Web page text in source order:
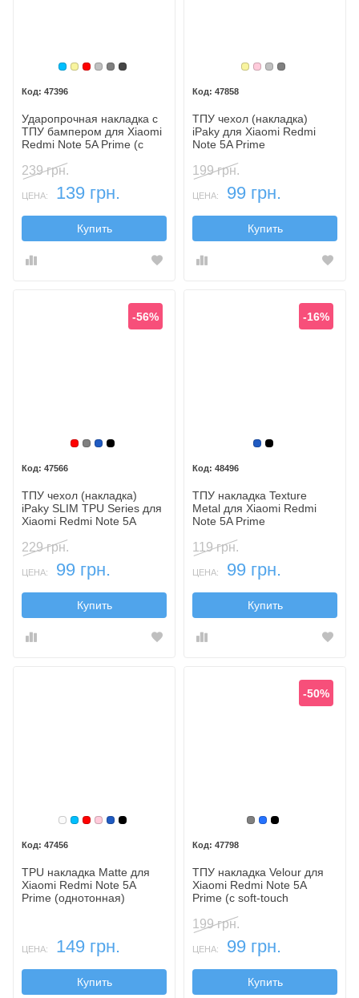
Голубой
Золотой
Красный
Серебристый
Серый
Темный
47396
Ударопрочная накладка с
ТПУ бампером для Xiaomi
Redmi Note 5A Prime (c
239 грн.
ЦЕНА: 139 грн.
Купить
Золотой
Розовый
Серебристый
Серый
47858
ТПУ чехол (накладка)
iPaky для Xiaomi Redmi
Note 5A Prime
199 грн.
ЦЕНА: 99 грн.
Купить
Красный
Серый
Синий, темный
Черный
-56%
47566
ТПУ чехол (накладка)
iPaky SLIM TPU Series для
Xiaomi Redmi Note 5A
229 грн.
ЦЕНА: 99 грн.
Купить
Синий, темный
Черный
-16%
48496
ТПУ накладка Texture
Metal для Xiaomi Redmi
Note 5A Prime
119 грн.
ЦЕНА: 99 грн.
Купить
Белый
Голубой
Красный
Розовый
Синий, темный
Черный
47456
TPU накладка Matte для
Xiaomi Redmi Note 5A
Prime (однотонная)
ЦЕНА: 149 грн.
Купить
Серый
Синий
Черный
-50%
47798
ТПУ накладка Velour для
Xiaomi Redmi Note 5A
Prime (с soft-touch
199 грн.
ЦЕНА: 99 грн.
Купить